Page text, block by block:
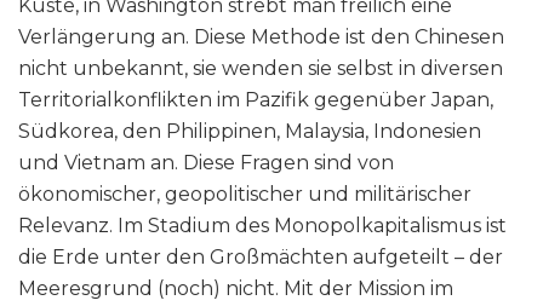
Küste, in Washington strebt man freilich eine
Verlängerung an. Diese Methode ist den Chinesen
nicht unbekannt, sie wenden sie selbst in diversen
Territorialkonflikten im Pazifik gegenüber Japan,
Südkorea, den Philippinen, Malaysia, Indonesien
und Vietnam an. Diese Fragen sind von
ökonomischer, geopolitischer und militärischer
Relevanz. Im Stadium des Monopolkapitalismus ist
die Erde unter den Großmächten aufgeteilt – der
Meeresgrund (noch) nicht. Mit der Mission im